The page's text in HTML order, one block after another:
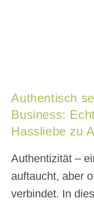
Authentisch
Business:
Hassliebe zu
Authentizität –
auftaucht, aber
verbindet. In